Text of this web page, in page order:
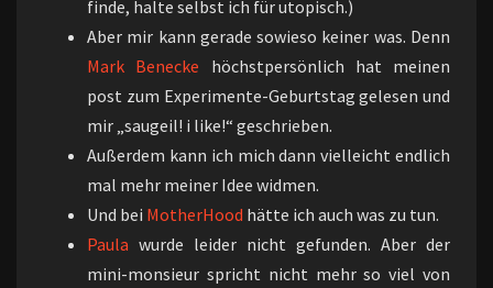
finde, halte selbst ich für utopisch.)
Aber mir kann gerade sowieso keiner was. Denn
Mark Benecke höchstpersönlich hat meinen
post zum Experimente-Geburtstag gelesen und
mir „saugeil! i like!“ geschrieben.
Außerdem kann ich mich dann vielleicht endlich
mal mehr meiner Idee widmen.
Und bei MotherHood hätte ich auch was zu tun.
Paula wurde leider nicht gefunden. Aber der
mini-monsieur spricht nicht mehr so viel von